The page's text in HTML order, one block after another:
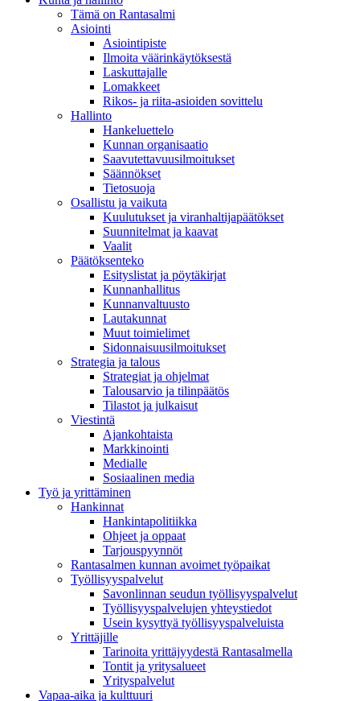
Tämä on Rantasalmi
Asiointi
Asiointipiste
Ilmoita väärinkäytöksestä
Laskuttajalle
Lomakkeet
Rikos- ja riita-asioiden sovittelu
Hallinto
Hankeluettelo
Kunnan organisaatio
Saavutettavuusilmoitukset
Säännökset
Tietosuoja
Osallistu ja vaikuta
Kuulutukset ja viranhaltijapäätökset
Suunnitelmat ja kaavat
Vaalit
Päätöksenteko
Esityslistat ja pöytäkirjat
Kunnanhallitus
Kunnanvaltuusto
Lautakunnat
Muut toimielimet
Sidonnaisuusilmoitukset
Strategia ja talous
Strategiat ja ohjelmat
Talousarvio ja tilinpäätös
Tilastot ja julkaisut
Viestintä
Ajankohtaista
Markkinointi
Medialle
Sosiaalinen media
Työ ja yrittäminen
Hankinnat
Hankintapolitiikka
Ohjeet ja oppaat
Tarjouspyynnöt
Rantasalmen kunnan avoimet työpaikat
Työllisyyspalvelut
Savonlinnan seudun työllisyyspalvelut
Työllisyyspalvelujen yhteystiedot
Usein kysyttyä työllisyyspalveluista
Yrittäjille
Tarinoita yrittäjyydestä Rantasalmella
Tontit ja yritysalueet
Yrityspalvelut
Vapaa-aika ja kulttuuri